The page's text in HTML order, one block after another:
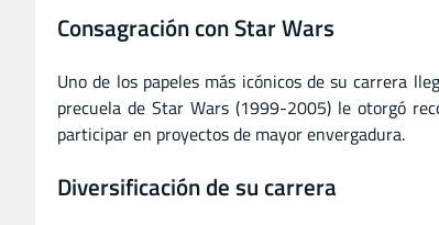
Consagración con Star Wars
Uno de los papeles más icónicos de su carrera
precuela de Star Wars (1999-2005) le otorgó
participar en proyectos de mayor envergadura.
Diversificación de su carrera